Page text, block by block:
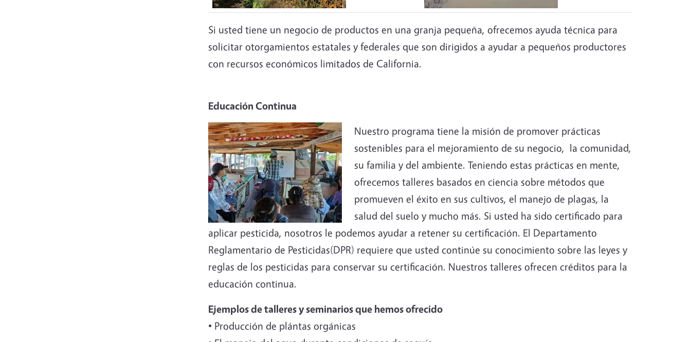
Si usted tiene un negocio de productos en una granja pequeña, ofrecemos ayuda técnica para
solicitar otorgamientos estatales y federales que son dirigidos a ayudar a pequeños productores
con recursos económicos limitados de California.
Educación Continua
Nuestro programa tiene la misión de promover prácticas
sostenibles para el mejoramiento de su negocio, la comunidad,
su familia y del ambiente. Teniendo estas prácticas en mente,
ofrecemos talleres basados en ciencia sobre métodos que
promueven el éxito en sus cultivos, el manejo de plagas, la
salud del suelo y mucho más. Si usted ha sido certificado para
aplicar pesticida, nosotros le podemos ayudar a retener su certificación. El Departamento
Reglamentario de Pesticidas(DPR) requiere que usted continúe su conocimiento sobre las leyes y
reglas de los pesticidas para conservar su certificación. Nuestros talleres ofrecen créditos para la
educación continua.
Ejemplos de talleres y seminarios que hemos ofrecido
• Producción de plántas orgánicas